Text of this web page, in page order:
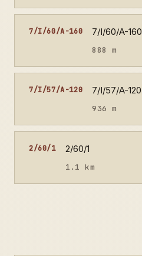
7/I/60/A-160 7/I/60/A-160
888 m
7/I/57/A-120 7/I/57/A-120
936 m
2/60/1 2/60/1
1.1 km